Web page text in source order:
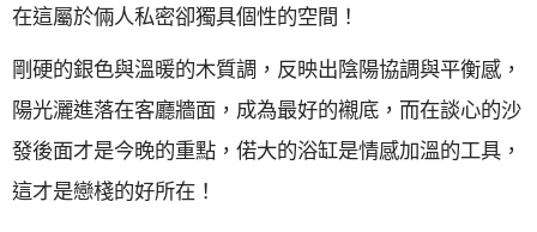
在這屬於倆人私密卻獨具個性的空間！
剛硬的銀色與溫暖的木質調，反映出陰陽協調與平衡感，
陽光灑進落在客廳牆面，成為最好的襯底，而在談心的沙
發後面才是今晚的重點，偌大的浴缸是情感加溫的工具，
這才是戀棧的好所在！